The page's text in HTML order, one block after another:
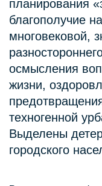
планирования
благополучие
многовековой,
осмысления
жизни,
техногенной
Выделены
городского